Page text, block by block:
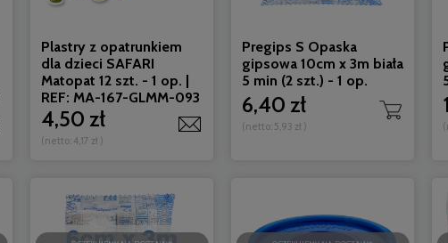
Plastry z opatrunkiem
dla dzieci SAFARI
Matopat 12 szt. - 1 op. |
REF: MA-167-GLMM-093
4,50 zł
(netto: 4,17 zł )
Pregips S Opaska
gipsowa 10cm x 3m biała
5 min (2 szt.) - 1 op.
6,40 zł
(netto: 5,93 zł )